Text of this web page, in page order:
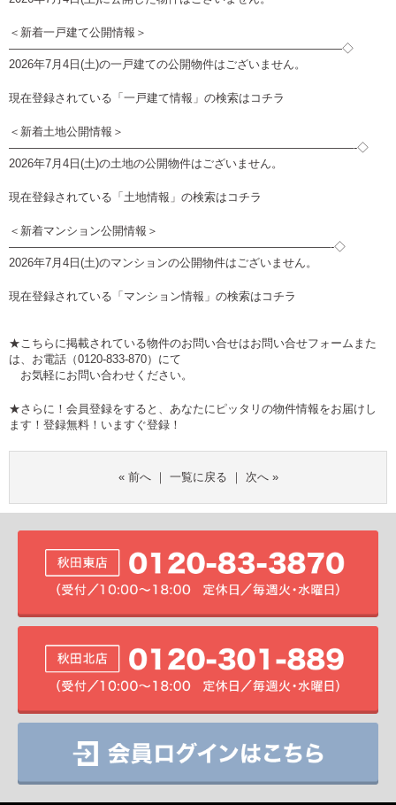
＜新着一戸建て公開情報＞
—————————————————————————————◇
2026年7月4日(土)の一戸建ての公開物件はございません。
現在登録されている「一戸建て情報」の検索は コチラ
＜新着土地公開情報＞
——————————————————————————————-◇
2026年7月4日(土)の土地の公開物件はございません。
現在登録されている「土地情報」の検索は コチラ
＜新着マンション公開情報＞
————————————————————————————-◇
2026年7月4日(土)のマンションの公開物件はございません。
現在登録されている「マンション情報」の検索は コチラ
★こちらに掲載されている物件のお問い合せはお問い合せフォーム また
は、お電話（0120-833-870）にて
お気軽にお問い合わせください。
★さらに！会員登録をすると、あなたにピッタリの物件情報をお届けし
ます！登録無料！ いますぐ登録！
« 前へ｜ 一覧に戻る ｜ 次へ»